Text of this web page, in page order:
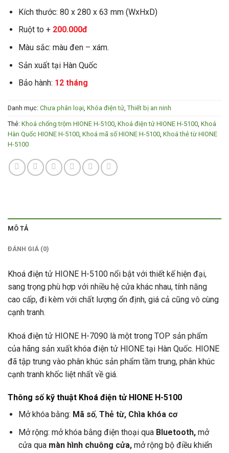
Kích thước: 80 x 280 x 63 mm (WxHxD)
Ruột to + 200.000đ
Màu sắc: màu đen – xám.
Sản xuất tại Hàn Quốc
Bảo hành: 12 tháng
Danh mục: Chưa phân loại Khóa điện tử Thiết bị an ninh
Thẻ: Khoá chống trộm HIONE H-5100 Khoá điện tử HIONE H-5100 Khoá
Hàn Quốc HIONE H-5100 Khoá mã số HIONE H-5100 Khoá thẻ từ HIONE
H-5100
MÔ TẢ
ĐÁNH GIÁ (0)
Khoá điện tử HIONE H-5100 nổi bật với thiết kế hiện đại,
sang trọng phù hợp với nhiều hệ cửa khác nhau, tính năng
cao cấp, đi kèm với chất lượng ổn định, giá cả cũng vô cùng
cạnh tranh.
Khoá điện tử HIONE H-7090 là một trong TOP sản phẩm
của hãng sản xuất khóa điện tử HIONE tại Hàn Quốc. HIONE
đã tập trung vào phân khúc sản phẩm tầm trung, phân khúc
cạnh tranh khốc liệt nhất về giá.
Thông số kỹ thuật Khoá điện tử HIONE H-5100
Mở khóa bằng: Mã số, Thẻ từ, Chìa khóa cơ
Mở rộng: mở khóa bằng điện thoại qua Bluetooth, mở
cửa quamàn hình chuông cửa, mở rộng bộ điều khiển